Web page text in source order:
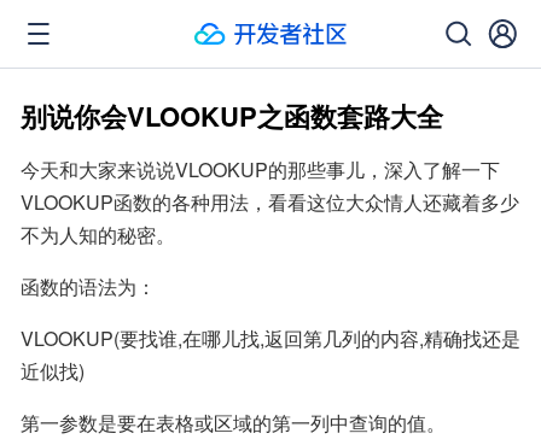
别说你会VLOOKUP之函数套路大全
今天和大家来说说VLOOKUP的那些事儿，深入了解一下
VLOOKUP函数的各种用法，看看这位大众情人还藏着多少
不为人知的秘密。
函数的语法为：
VLOOKUP(要找谁,在哪儿找,返回第几列的内容,精确找还是
近似找)
第一参数是要在表格或区域的第一列中查询的值。